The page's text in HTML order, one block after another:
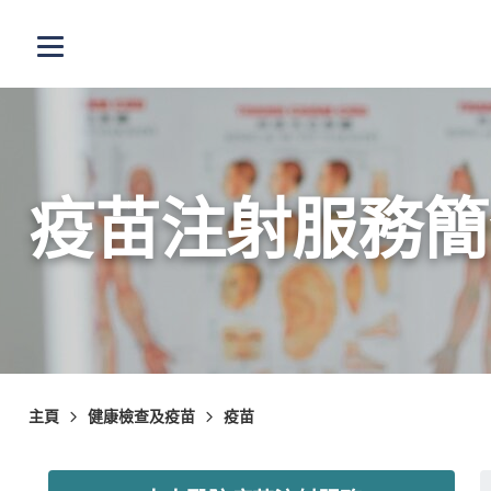
打開選單
疫苗注射服務
主頁 健康檢查及疫苗 疫苗